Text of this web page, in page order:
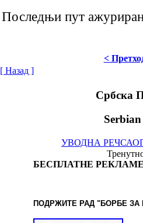
Последњи пут
<
[ Назад ]
Србска
УВОДНА РЕЧ
БЕСПЛАТНЕ
ПОДРЖИТЕ РАД "БОРБЕ ЗА